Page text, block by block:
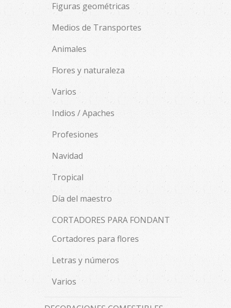
Figuras geométricas
Medios de Transportes
Animales
Flores y naturaleza
Varios
Indios / Apaches
Profesiones
Navidad
Tropical
Día del maestro
CORTADORES PARA FONDANT
Cortadores para flores
Letras y números
Varios